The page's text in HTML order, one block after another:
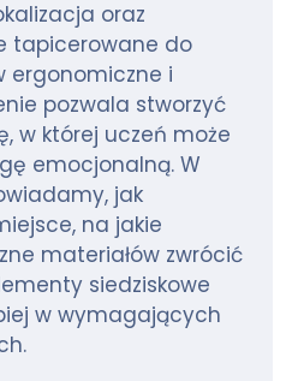
oraz
tapicerowane do
ergonomiczne i
pozwala stworzyć
w której uczeń może
emocjonalną. W
jak
na jakie
materiałów zwrócić
siedziskowe
w wymagających